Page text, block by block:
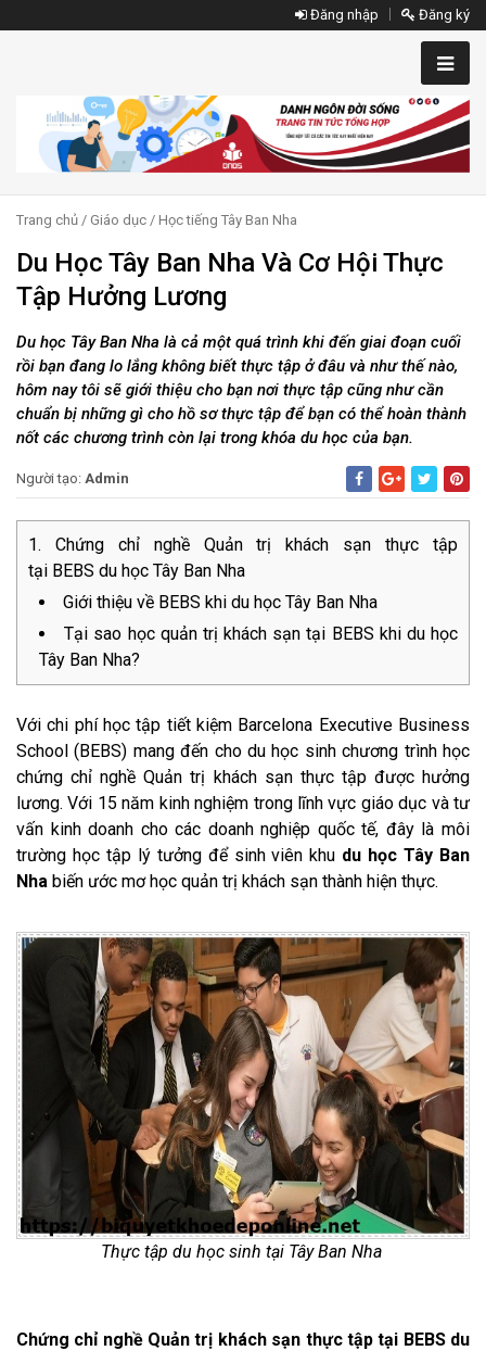
Đăng nhập Đăng ký
Trang chủ / Giáo dục / Học tiếng Tây Ban Nha
Du Học Tây Ban Nha Và Cơ Hội Thực
Tập Hưởng Lương
Du học Tây Ban Nha là cả một quá trình khi đến giai đoạn cuối
rồi bạn đang lo lắng không biết thực tập ở đâu và như thế nào,
hôm nay tôi sẽ giới thiệu cho bạn nơi thực tập cũng như cần
chuẩn bị những gì cho hồ sơ thực tập để bạn có thể hoàn thành
nốt các chương trình còn lại trong khóa du học của bạn.
Người tạo: Admin
Chứng chỉ nghề Quản trị khách sạn thực tập
tại BEBS du học Tây Ban Nha
Giới thiệu về BEBS khi du học Tây Ban Nha
Tại sao học quản trị khách sạn tại BEBS khi du học
Tây Ban Nha?
Với chi phí học tập tiết kiệm Barcelona Executive Business
School (BEBS) mang đến cho du học sinh chương trình học
chứng chỉ nghề Quản trị khách sạn thực tập được hưởng
lương. Với 15 năm kinh nghiệm trong lĩnh vực giáo dục và tư
vấn kinh doanh cho các doanh nghiệp quốc tế, đây là môi
trường học tập lý tưởng để sinh viên khu du học Tây Ban
Nha biến ước mơ học quản trị khách sạn thành hiện thực.
Thực tập du học sinh tại Tây Ban Nha
Chứng chỉ nghề Quản trị khách sạn thực tập tại BEBS du